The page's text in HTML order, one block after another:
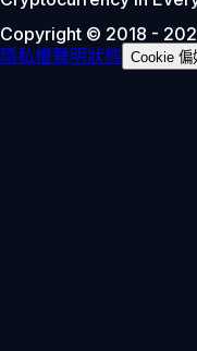
Copyright © 2018 -
隱私權聲明狀態 Cookie 偏